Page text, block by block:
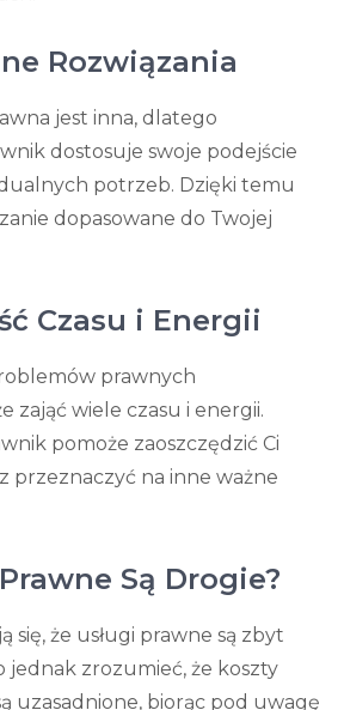
Rozwiązania
jest inna, dlatego
dostosuje swoje podejście
potrzeb. Dzięki temu
dopasowane do Twojej
Czasu i Energii
prawnych
zająć wiele czasu i energii.
pomoże zaoszczędzić Ci
przeznaczyć na inne ważne
Są Drogie?
się, że usługi prawne są zbyt
jednak zrozumieć, że koszty
uzasadnione, biorąc pod uwagę